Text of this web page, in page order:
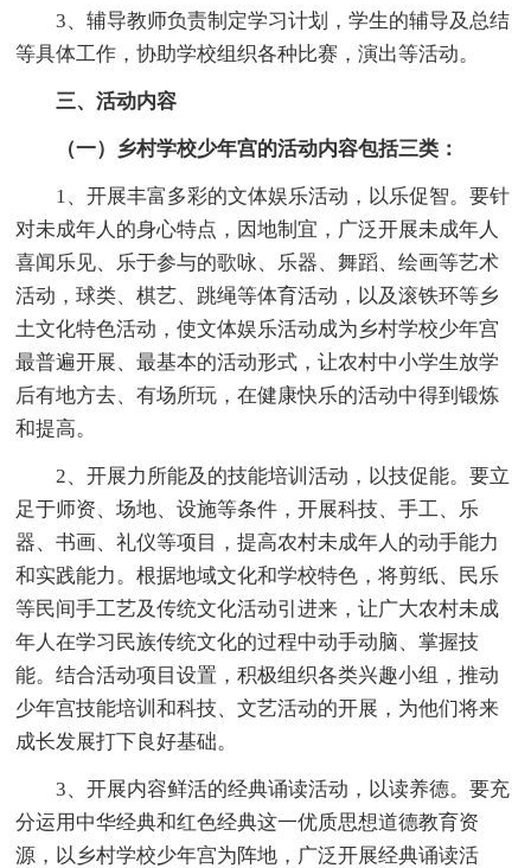
3、辅导教师负责制定学习计划，学生的辅导及总结
等具体工作，协助学校组织各种比赛，演出等活动。
三、活动内容
（一）乡村学校少年宫的活动内容包括三类：
1、开展丰富多彩的文体娱乐活动，以乐促智。要针
对未成年人的身心特点，因地制宜，广泛开展未成年人
喜闻乐见、乐于参与的歌咏、乐器、舞蹈、绘画等艺术
活动，球类、棋艺、跳绳等体育活动，以及滚铁环等乡
土文化特色活动，使文体娱乐活动成为乡村学校少年宫
最普遍开展、最基本的活动形式，让农村中小学生放学
后有地方去、有场所玩，在健康快乐的活动中得到锻炼
和提高。
2、开展力所能及的技能培训活动，以技促能。要立
足于师资、场地、设施等条件，开展科技、手工、乐
器、书画、礼仪等项目，提高农村未成年人的动手能力
和实践能力。根据地域文化和学校特色，将剪纸、民乐
等民间手工艺及传统文化活动引进来，让广大农村未成
年人在学习民族传统文化的过程中动手动脑、掌握技
能。结合活动项目设置，积极组织各类兴趣小组，推动
少年宫技能培训和科技、文艺活动的开展，为他们将来
成长发展打下良好基础。
3、开展内容鲜活的经典诵读活动，以读养德。要充
分运用中华经典和红色经典这一优质思想道德教育资
源，以乡村学校少年宫为阵地，广泛开展经典诵读活